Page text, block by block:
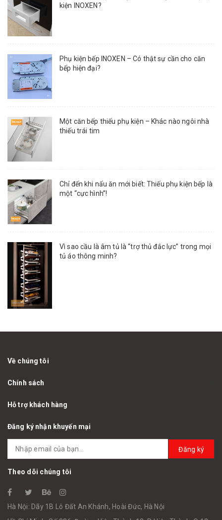
kiện INOXEN?
Phụ kiện bếp INOXEN – Có thật sự cần cho căn
bếp hiện đại?
Một căn bếp thiếu phụ kiện – Khác nào ngôi nhà
thiếu trái tim
Chỉ đến khi nấu ăn mới biết: Thiếu phụ kiện bếp là
một “cực hình”!
Vì sao cầu là âm tủ là “trợ thủ đắc lực” trong mọi
tủ áo thông minh?
Về chúng tôi
Chính sách
Hỗ trợ khách hàng
Đăng ký nhận khuyến mại
Đăng ký
Theo dõi chúng tôi
Hà Nội: Dãy 1B Lô Đất An Khánh, Hoài Đức, Hà Nội